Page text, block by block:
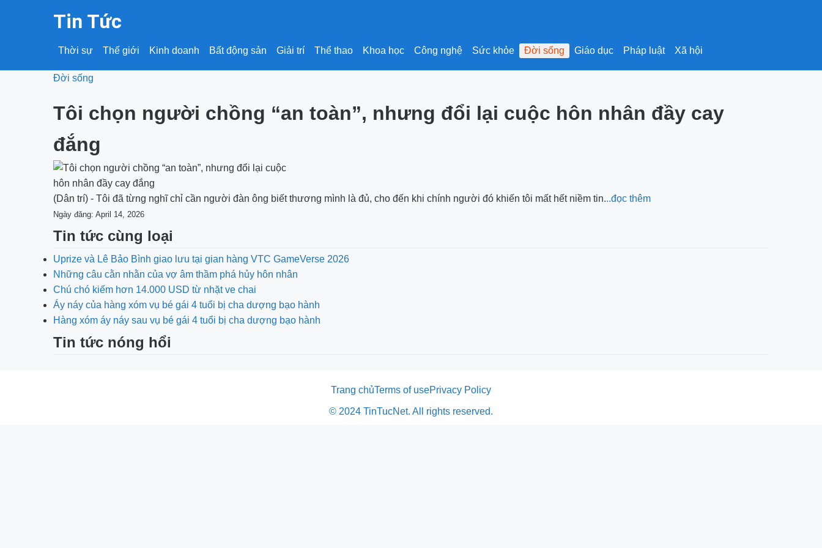
Tin Tức
Thời sự Thế giới Kinh doanh Bất động sản Giải trí Thể thao Khoa học Công nghệ Sức khỏe Đời sống Giáo dục Pháp luật Xã hội
Đời sống
Tôi chọn người chồng “an toàn”, nhưng đổi lại cuộc hôn nhân đầy cay
đắng
(Dân trí) - Tôi đã từng nghĩ chỉ cần người đàn ông biết thương mình là đủ, cho đến khi chính người đó khiến tôi mất hết niềm tin...đọc thêm
Ngày đăng: April 14, 2026
Tin tức cùng loại
Uprize và Lê Bảo Bình giao lưu tại gian hàng VTC GameVerse 2026
Những câu cằn nhằn của vợ âm thầm phá hủy hôn nhân
Chú chó kiếm hơn 14.000 USD từ nhặt ve chai
Áy náy của hàng xóm vụ bé gái 4 tuổi bị cha dượng bạo hành
Hàng xóm áy náy sau vụ bé gái 4 tuổi bị cha dượng bạo hành
Tin tức nóng hổi
Trang chủTerms of usePrivacy Policy
© 2024 TinTucNet. All rights reserved.